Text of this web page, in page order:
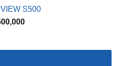
S500
Giá
là: